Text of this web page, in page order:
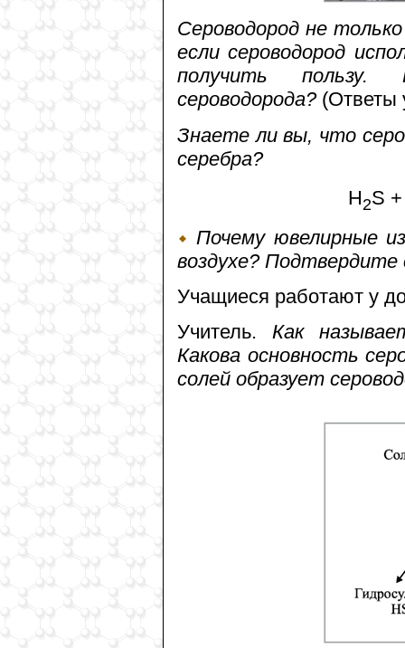
Сероводород не
если сероводород
получить пользу.
сероводорода?(Ответы
Знаете ли вы, что
серебра?
H2S
Почему ювелирные
воздухе? Подтвердите
Учащиеся работают у
Учитель. Как
Какова основность
солей образует